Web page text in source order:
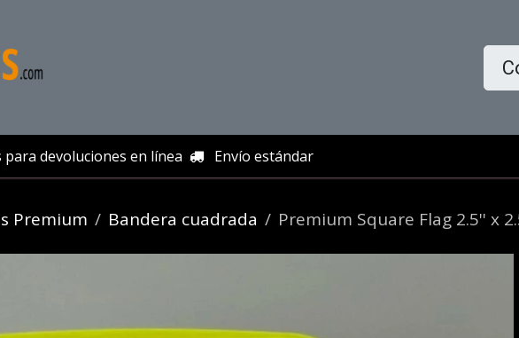
Información
para devoluciones en línea Envío estándar
Premium Bandera cuadrada Premium Square Flag 2.5'' x